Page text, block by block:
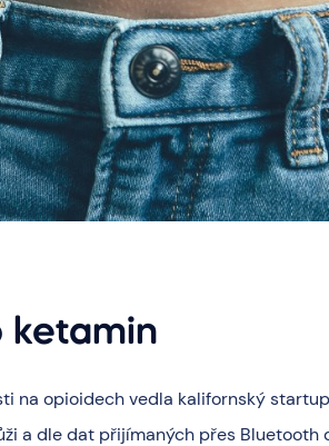
ketamin
na opioidech vedla kalifornský
a dle dat přijímaných přes Bluetooth